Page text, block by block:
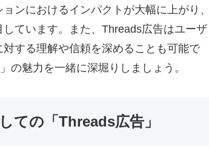
ンにおけるインパクトが大幅に上がり、
ています。また、Threads広告はユーザ
する理解や信頼を深めることも可能で
の魅力を一緒に深堀りしましょう。
ての「Threads広告」